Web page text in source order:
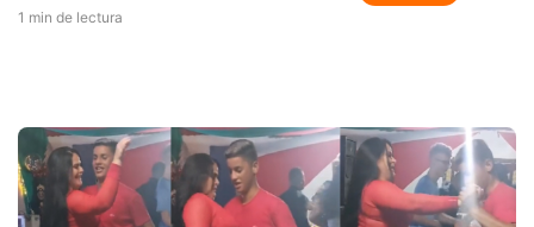
1 min de lectura